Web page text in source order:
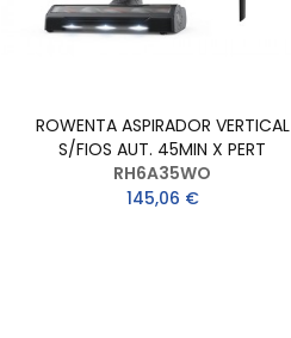
ROWENTA ASPIRADOR VERTICAL
S/FIOS AUT. 45MIN X PERT
RH6A35WO
145,06 €